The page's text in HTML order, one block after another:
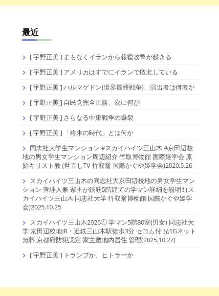
最近
[ 宇野正美 ] まもなくイランから報復攻撃が起きる
[ 宇野正美 ] アメリカはすでにイランで敗北している
[ 宇野正美 ] ハルマゲドン(世界最終戦争)、演出者は何者か
[ 宇野正美 ] 自民党完全圧勝、次に何が
[ 宇野正美 ] さらなる中東戦争の爆裂
[ 宇野正美 ] 「終末の時代」とは何か
同志社大学生マンション #スカイハイツ三山木 #京田辺校
地の男女学生マンション周辺紹介 竹取博物館 国際姫学会 原
始キリスト教 (世直しTV 竹取翁 国際かぐや姫学会)2020.5.26
スカイハイツ三山木の同志社大京田辺校地の男女学生マン
ション 管理人兼 家主が鉄筋5階建ての学マン詳細を説明!! (ス
カイハイツ三山木 同志社大学 竹取翁博物館 国際かぐや姫学
会)2025.10.25
スカイハイツ三山木2026① 学マン5階80室(男女) 同志社大
学 京田辺校地JR・近鉄三山木駅徒歩3分 セコム付 光1Gネット
無料 京都府防犯認定 家主敷地内居住 管理(2025.10.27)
[ 宇野正美 ] トランプか、ヒトラーか